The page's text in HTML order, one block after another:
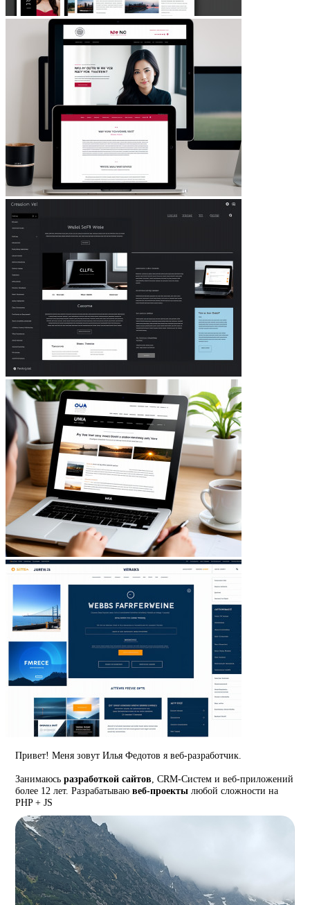
Привет! Меня зовут Илья Федотов я веб-разработчик.
Занимаюсьразработкой сайтов , CRM-Систем и веб-приложений
более 12 лет. Разрабатываювеб-проекты любой сложности на
PHP + JS